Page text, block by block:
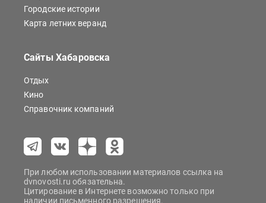
Городские истории
Карта летних веранд
Сайты Хабаровска
Отдых
Кино
Справочник компаний
При любом использовании материалов ссылка на
dvnovosti.ru обязательна.
Цитирование в Интернете возможно только при
наличии письменного разрешения.